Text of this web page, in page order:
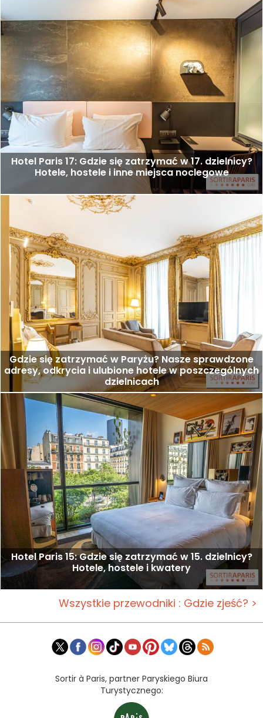
Hotel Paris 17: Gdzie się zatrzymać w 17. dzielnicy?
Hotele, hostele i inne miejsca noclegowe
Gdzie się zatrzymać w Paryżu? Nasze sprawdzone
adresy, odkrycia i ulubione hotele w poszczególnych
dzielnicach
Hotel Paris 15: Gdzie się zatrzymać w 15. dzielnicy?
Hotele, hostele i kwatery
Wszystkie przewodniki : Gdzie zjeść? >
Sortir à Paris, partner Paryskiego Biura
Turystycznego: